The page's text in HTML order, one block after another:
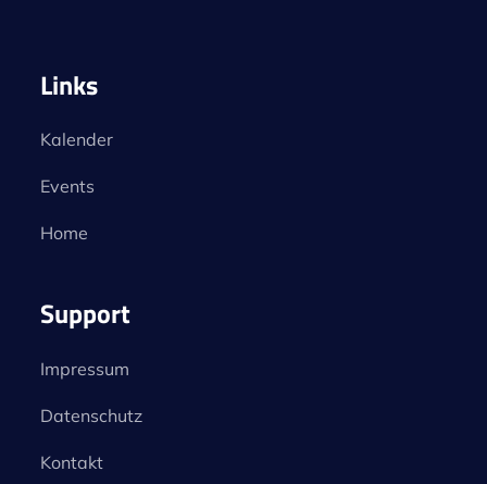
Links
Kalender
Events
Home
Support
Impressum
Datenschutz
Kontakt